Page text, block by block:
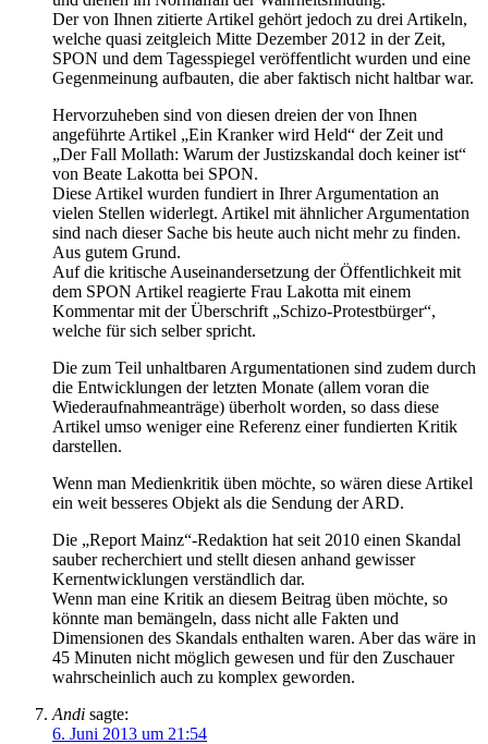
Der von Ihnen zitierte Artikel gehört jedoch zu drei Artikeln,
welche quasi zeitgleich Mitte Dezember 2012 in der Zeit,
SPON und dem Tagesspiegel veröffentlicht wurden und eine
Gegenmeinung aufbauten, die aber faktisch nicht haltbar war.
Hervorzuheben sind von diesen dreien der von Ihnen
angeführte Artikel „Ein Kranker wird Held“ der Zeit und
„Der Fall Mollath: Warum der Justizskandal doch keiner ist“
von Beate Lakotta bei SPON.
Diese Artikel wurden fundiert in Ihrer Argumentation an
vielen Stellen widerlegt. Artikel mit ähnlicher Argumentation
sind nach dieser Sache bis heute auch nicht mehr zu finden.
Aus gutem Grund.
Auf die kritische Auseinandersetzung der Öffentlichkeit mit
dem SPON Artikel reagierte Frau Lakotta mit einem
Kommentar mit der Überschrift „Schizo-Protestbürger“,
welche für sich selber spricht.
Die zum Teil unhaltbaren Argumentationen sind zudem durch
die Entwicklungen der letzten Monate (allem voran die
Wiederaufnahmeanträge) überholt worden, so dass diese
Artikel umso weniger eine Referenz einer fundierten Kritik
darstellen.
Wenn man Medienkritik üben möchte, so wären diese Artikel
ein weit besseres Objekt als die Sendung der ARD.
Die „Report Mainz“-Redaktion hat seit 2010 einen Skandal
sauber recherchiert und stellt diesen anhand gewisser
Kernentwicklungen verständlich dar.
Wenn man eine Kritik an diesem Beitrag üben möchte, so
könnte man bemängeln, dass nicht alle Fakten und
Dimensionen des Skandals enthalten waren. Aber das wäre in
45 Minuten nicht möglich gewesen und für den Zuschauer
wahrscheinlich auch zu komplex geworden.
Andi sagte:
6. Juni 2013 um 21:54